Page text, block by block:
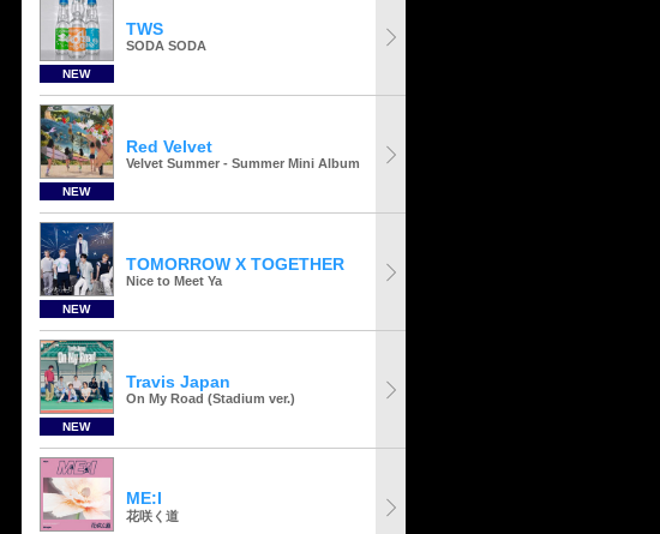
NEW
TWS
SODA SODA
NEW
Red Velvet
Velvet Summer - Summer Mini Album
NEW
TOMORROW X TOGETHER
Nice to Meet Ya
NEW
Travis Japan
On My Road (Stadium ver.)
ME:I
花咲く道